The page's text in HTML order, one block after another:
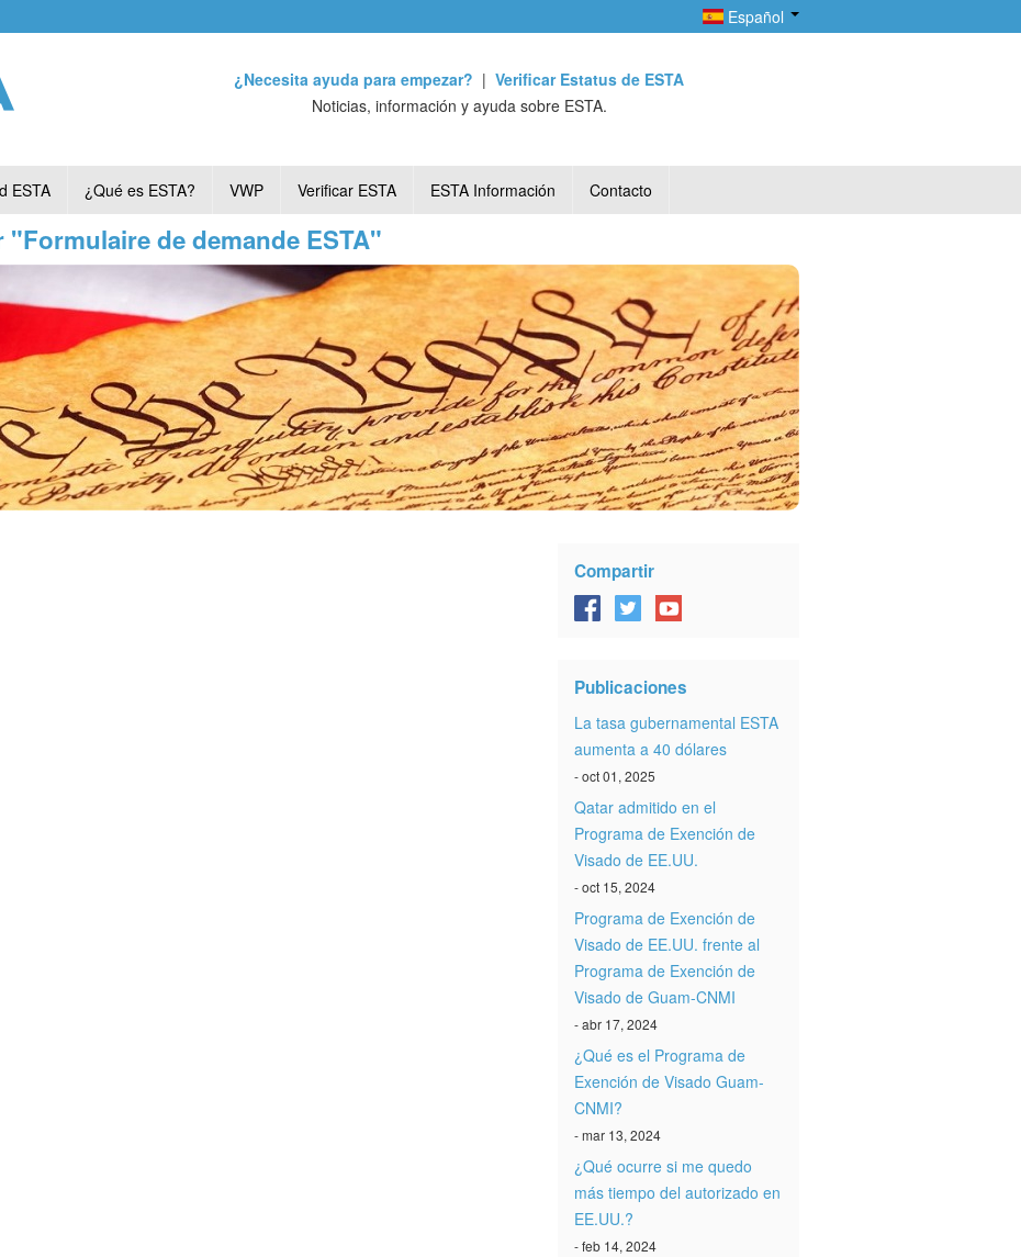
Español
¿Necesita ayuda para empezar? | Verificar Estatus de ESTA
Noticias, información y ayuda sobre ESTA.
ESTA ¿Qué es ESTA? VWP Verificar ESTA ESTA Información Contacto
de demande ESTA"
Compartir
Publicaciones
La tasa gubernamental ESTA
aumenta a 40 dólares
- oct 01, 2025
Qatar admitido en el
Programa de Exención de
Visado de EE.UU.
- oct 15, 2024
Programa de Exención de
Visado de EE.UU. frente al
Programa de Exención de
Visado de Guam-CNMI
- abr 17, 2024
¿Qué es el Programa de
Exención de Visado Guam-
CNMI?
- mar 13, 2024
¿Qué ocurre si me quedo
más tiempo del autorizado en
EE.UU.?
- feb 14, 2024